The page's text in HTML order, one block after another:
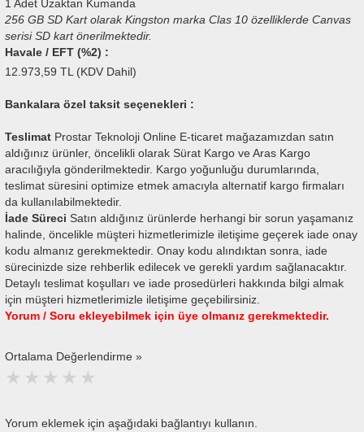
1 Adet Uzaktan Kumanda
256 GB SD Kart olarak Kingston marka Clas 10 özelliklerde Canvas
serisi SD kart önerilmektedir.
Havale / EFT (%2) :
12.973,59 TL (KDV Dahil)
Bankalara özel taksit seçenekleri :
Teslimat Prostar Teknoloji Online E-ticaret mağazamızdan satın
aldığınız ürünler, öncelikli olarak Sürat Kargo ve Aras Kargo
aracılığıyla gönderilmektedir. Kargo yoğunluğu durumlarında,
teslimat süresini optimize etmek amacıyla alternatif kargo firmaları
da kullanılabilmektedir.
İade Süreci Satın aldığınız ürünlerde herhangi bir sorun yaşamanız
halinde, öncelikle müşteri hizmetlerimizle iletişime geçerek iade onay
kodu almanız gerekmektedir. Onay kodu alındıktan sonra, iade
sürecinizde size rehberlik edilecek ve gerekli yardım sağlanacaktır.
Detaylı teslimat koşulları ve iade prosedürleri hakkında bilgi almak
için müşteri hizmetlerimizle iletişime geçebilirsiniz.
Yorum / Soru ekleyebilmek için üye olmanız gerekmektedir.
Ortalama Değerlendirme »
Yorum eklemek için aşağıdaki bağlantıyı kullanın.